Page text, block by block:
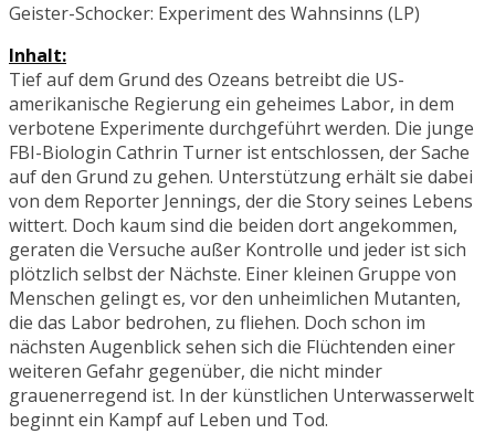
Geister-Schocker: Experiment des Wahnsinns (LP)
Inhalt:
Tief auf dem Grund des Ozeans betreibt die US-
amerikanische Regierung ein geheimes Labor, in dem
verbotene Experimente durchgeführt werden. Die junge
FBI-Biologin Cathrin Turner ist entschlossen, der Sache
auf den Grund zu gehen. Unterstützung erhält sie dabei
von dem Reporter Jennings, der die Story seines Lebens
wittert. Doch kaum sind die beiden dort angekommen,
geraten die Versuche außer Kontrolle und jeder ist sich
plötzlich selbst der Nächste. Einer kleinen Gruppe von
Menschen gelingt es, vor den unheimlichen Mutanten,
die das Labor bedrohen, zu fliehen. Doch schon im
nächsten Augenblick sehen sich die Flüchtenden einer
weiteren Gefahr gegenüber, die nicht minder
grauenerregend ist. In der künstlichen Unterwasserwelt
beginnt ein Kampf auf Leben und Tod.